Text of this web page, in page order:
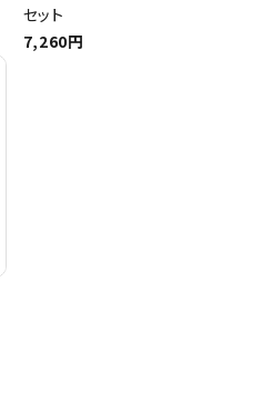
セット
7,260円